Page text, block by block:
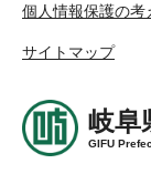
個人情報保護の考
サイトマップ
岐阜
GIFU